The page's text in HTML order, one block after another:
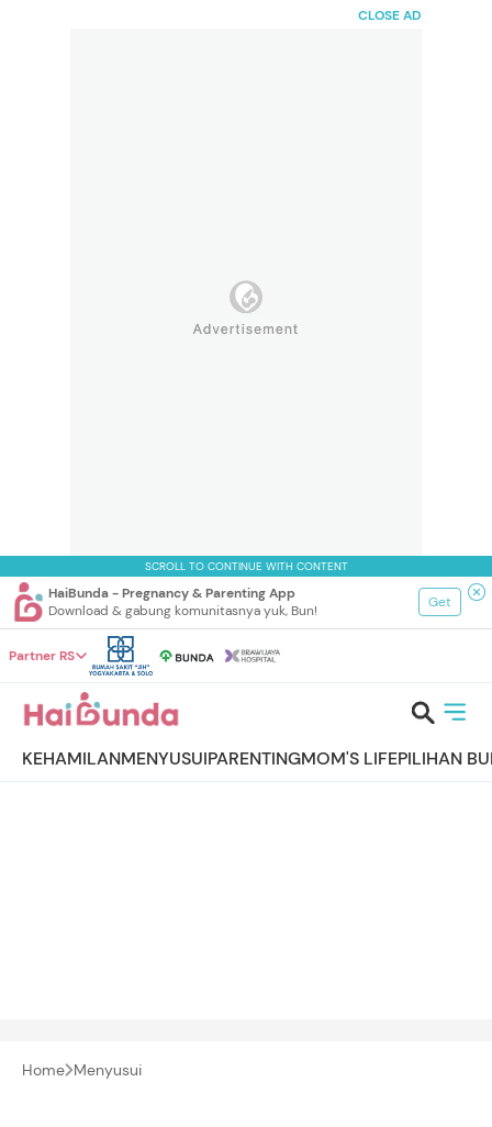
CLOSE AD
SCROLL TO CONTINUE WITH CONTENT
HaiBunda - Pregnancy & Parenting App
Download & gabung komunitasnya yuk, Bun!
Get
Partner RS
KEHAMILANMENYUSUIPARENTINGMOM'S LIFEPILIHAN
Home Menyusui